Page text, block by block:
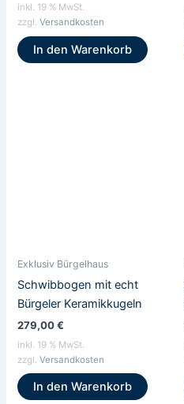
inkl. 19 % MwSt.
zzgl.Versandkosten
In den Warenkorb
Exklusiv Bürgelhaus
Schwibbogen mit echt
Bürgeler Keramikkugeln
279,00€
inkl. 19 % MwSt.
zzgl.Versandkosten
In den Warenkorb